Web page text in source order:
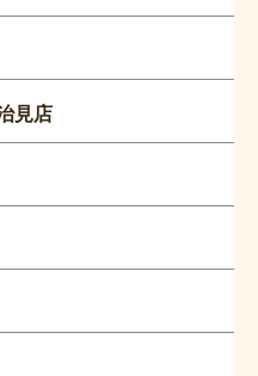
見店